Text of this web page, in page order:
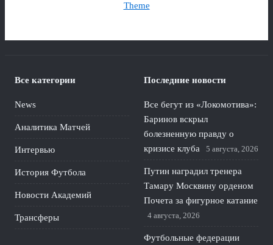
Theme
Все категории
News
Аналитика Матчей
Интервью
История Футбола
Новости Академий
Трансферы
Последние новости
Все бегут из «Локомотива»:
Баринов вскрыл
болезненную правду о
кризисе клуба
5 августа, 2026
Путин наградил тренера
Тамару Москвину орденом
Почета за фигурное катание
4 августа, 2026
Футбольные федерации